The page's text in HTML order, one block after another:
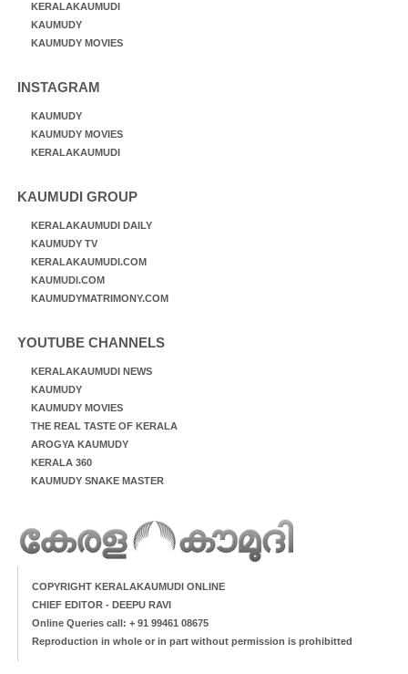
KERALAKAUMUDI
KAUMUDY
KAUMUDY MOVIES
INSTAGRAM
KAUMUDY
KAUMUDY MOVIES
KERALAKAUMUDI
KAUMUDI GROUP
KERALAKAUMUDI DAILY
KAUMUDY TV
KERALAKAUMUDI.COM
KAUMUDI.COM
KAUMUDYMATRIMONY.COM
YOUTUBE CHANNELS
KERALAKAUMUDI NEWS
KAUMUDY
KAUMUDY MOVIES
THE REAL TASTE OF KERALA
AROGYA KAUMUDY
KERALA 360
KAUMUDY SNAKE MASTER
COPYRIGHT KERALAKAUMUDI ONLINE
CHIEF EDITOR - DEEPU RAVI
Online Queries call: + 91 99461 08675
Reproduction in whole or in part without permission is prohibitted